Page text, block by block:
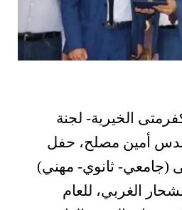
الخيرية- لجنة
أمين مصلح، حفل
(جامعي- ثانوي- مهني)
الغربي، للعام